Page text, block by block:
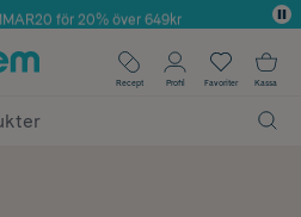
2025 inom Skönhet
för 20% över 649kr
✓ Fri frakt
på alla köp*
Recept Profil Favoriter Kassa